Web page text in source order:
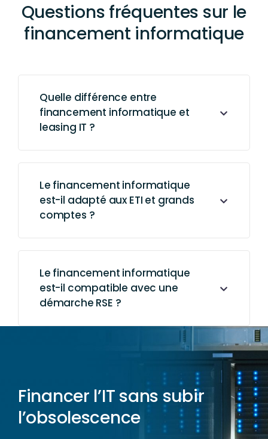
Questions fréquentes sur le
financement informatique
Quelle différence entre
financement informatique et
leasing IT ?
Le financement informatique
est-il adapté aux ETI et grands
comptes ?
Le financement informatique
est-il compatible avec une
démarche RSE ?
Financer l’IT sans subir
l’obsolescence